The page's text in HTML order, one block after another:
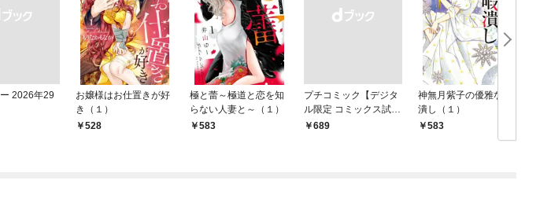
2026年29
お嬢様はお仕置きが好
き（１）
528
極と蕾～極道と恋を知
らない人妻と～（１）
583
プチコミック【デジタ
ル限定 コミックス試し
読み特典付き】 2026
￥689
神無月紫子の優雅な暇
潰し（１）
583